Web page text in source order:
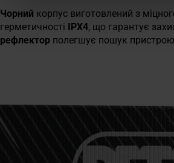
Чорний корпус виготовлений з
герметичності IPX4, що гарантує
рефлектор полегшує пошук пристрою